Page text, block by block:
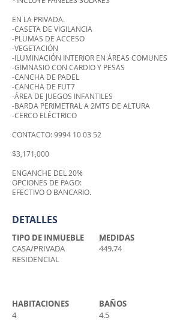
EN LA PRIVADA.
-CASETA DE VIGILANCIA
-PLUMAS DE ACCESO
-VEGETACIÓN
-ILUMINACIÓN INTERIOR EN ÁREAS COMUNES
-GIMNASIO CON CARDIO Y PESAS
-CANCHA DE PADEL
-CANCHA DE FUT7
-ÁREA DE JUEGOS INFANTILES
-BARDA PERIMETRAL A 2MTS DE ALTURA
-CERCO ELÉCTRICO​
CONTACTO:9994 10 03 52
$3,171,000
ENGANCHE DEL 20%
OPCIONES DE PAGO:
EFECTIVO O BANCARIO.
DETALLES
TIPO DE INMUEBLE
CASA/PRIVADA
RESIDENCIAL
MEDIDAS
449.74
HABITACIONES
4
BAÑOS
4.5